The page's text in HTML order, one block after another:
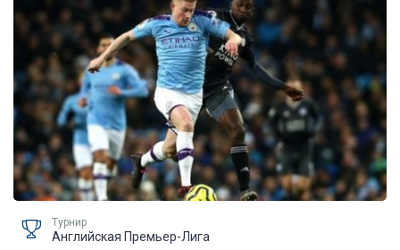
Турнир
Английская Премьер-Лига